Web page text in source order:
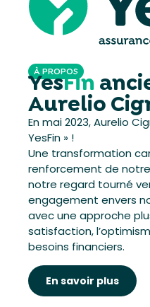
À PROPOS
YesFin
Aurelio
En mai 2023, Aurelio
YesFin » !
Une transformation
renforcement de
notre regard tourné
engagement envers
avec une approche
satisfaction,
besoins financiers.
En savoir plus